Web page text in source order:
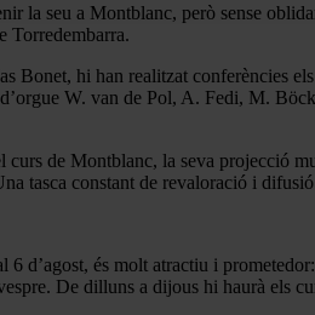
la seu a Montblanc, però sense
Torredembarra.
Bonet, hi han realitzat conferències
W. van de Pol, A. Fedi, M.
curs de Montblanc, la seva projecció
tasca constant de revaloració i
6 d’agost, és molt atractiu i
De dilluns a dijous hi haurà els